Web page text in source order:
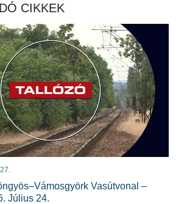
CIKKEK
Vasútvonal –
Július 24.